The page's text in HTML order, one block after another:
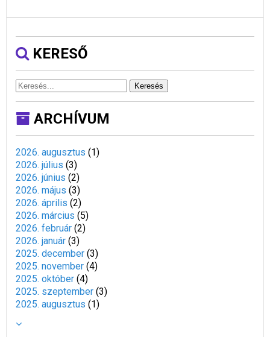
KERESŐ
Keresés
ARCHÍVUM
2026. augusztus (1)
2026. július (3)
2026. június (2)
2026. május (3)
2026. április (2)
2026. március (5)
2026. február (2)
2026. január (3)
2025. december (3)
2025. november (4)
2025. október (4)
2025. szeptember (3)
2025. augusztus (1)